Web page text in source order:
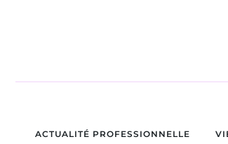
ACTUALITÉ PROFESSIONNELLE